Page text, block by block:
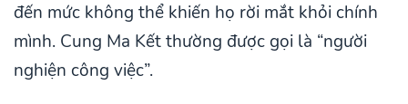
đến mức không thể khiến họ rời mắt khỏi chính
mình. Cung Ma Kết thường được gọi là “người
nghiện công việc”.